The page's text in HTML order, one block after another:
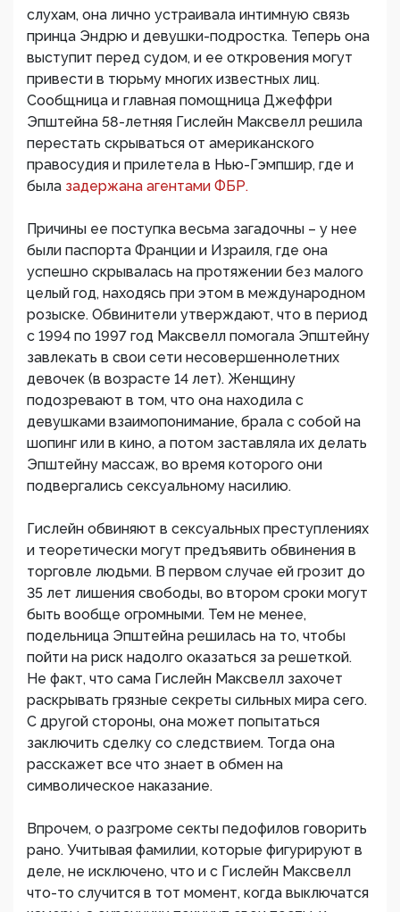
слухам, она лично устраивала интимную связь
принца Эндрю и девушки-подростка. Теперь она
выступит перед судом, и ее откровения могут
привести в тюрьму многих известных лиц.
Сообщница и главная помощница Джеффри
Эпштейна 58-летняя Гислейн Максвелл решила
перестать скрываться от американского
правосудия и прилетела в Нью-Гэмпшир, где и
была задержана агентами ФБР.
Причины ее поступка весьма загадочны – у нее
были паспорта Франции и Израиля, где она
успешно скрывалась на протяжении без малого
целый год, находясь при этом в международном
розыске. Обвинители утверждают, что в период
с 1994 по 1997 год Максвелл помогала Эпштейну
завлекать в свои сети несовершеннолетних
девочек (в возрасте 14 лет). Женщину
подозревают в том, что она находила с
девушками взаимопонимание, брала с собой на
шопинг или в кино, а потом заставляла их делать
Эпштейну массаж, во время которого они
подвергались сексуальному насилию.
Гислейн обвиняют в сексуальных преступлениях
и теоретически могут предъявить обвинения в
торговле людьми. В первом случае ей грозит до
35 лет лишения свободы, во втором сроки могут
быть вообще огромными. Тем не менее,
подельница Эпштейна решилась на то, чтобы
пойти на риск надолго оказаться за решеткой.
Не факт, что сама Гислейн Максвелл захочет
раскрывать грязные секреты сильных мира сего.
С другой стороны, она может попытаться
заключить сделку со следствием. Тогда она
расскажет все что знает в обмен на
символическое наказание.
Впрочем, о разгроме секты педофилов говорить
рано. Учитывая фамилии, которые фигурируют в
деле, не исключено, что и с Гислейн Максвелл
что-то случится в тот момент, когда выключатся